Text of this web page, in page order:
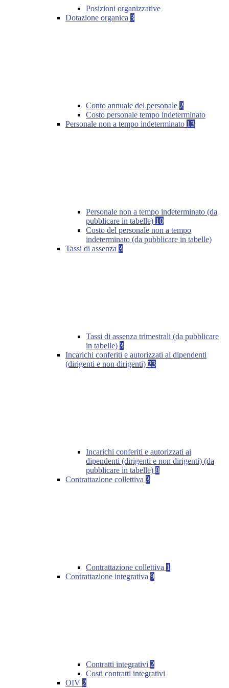
Posizioni organizzative
Dotazione organica 3
Conto annuale del personale 2
Costo personale tempo indeterminato
Personale non a tempo indeterminato 13
Personale non a tempo indeterminato (da
pubblicare in tabelle) 10
Costo del personale non a tempo
indeterminato (da pubblicare in tabelle)
Tassi di assenza 3
Tassi di assenza trimestrali (da pubblicare
in tabelle) 3
Incarichi conferiti e autorizzati ai dipendenti
(dirigenti e non dirigenti) 23
Incarichi conferiti e autorizzati ai
dipendenti (dirigenti e non dirigenti) (da
pubblicare in tabelle) 8
Contrattazione collettiva 3
Contrattazione collettiva 1
Contrattazione integrativa 9
Contratti integrativi 2
Costi contratti integrativi
OIV 2